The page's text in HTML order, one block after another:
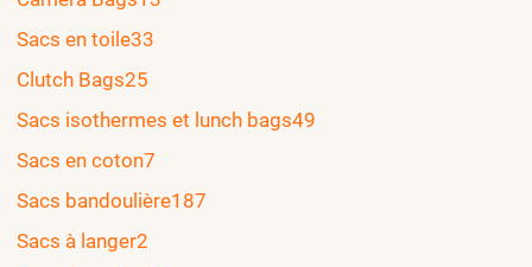
Sacs en toile33
Clutch Bags25
Sacs isothermes et lunch bags49
Sacs en coton7
Sacs bandoulière187
Sacs à langer2